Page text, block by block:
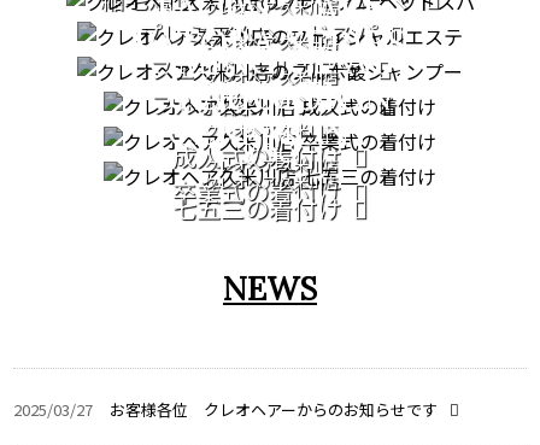
クレオヘア 久米川店
プレミアムヘッドスパ
クレオヘア 久米川店
フェイシャルエステ
PATORA SERIES
クレオヘア 久米川店
フルボ酸シャンプー
COMING OF AGE
CEREMONY
クレオヘア 久米川店
成人式の着付け
GRADUATION
CEREMONY
クレオヘア 久米川店
卒業式の着付け
753
クレオヘア 久米川店
七五三の着付け
NEWS
2025/03/27 お客様各位 クレオヘアーからのお知らせです